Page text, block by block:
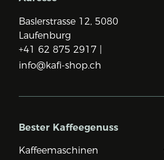
Baslerstrasse 12, 5080
Laufenburg
+41 62 875 2917 |
info@kafi-shop.ch
Bester Kaffeegenuss
Kaffeemaschinen